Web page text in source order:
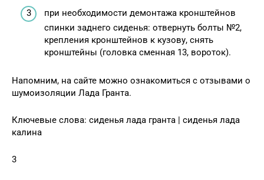
при необходимости демонтажа кронштейнов
спинки заднего сиденья: отвернуть болты №2,
крепления кронштейнов к кузову, снять
кронштейны (головка сменная 13, вороток).
Напомним, на сайте можно ознакомиться с отзывами о
шумоизоляции Лада Гранта.
Ключевые слова: сиденья лада гранта | сиденья лада
калина
3